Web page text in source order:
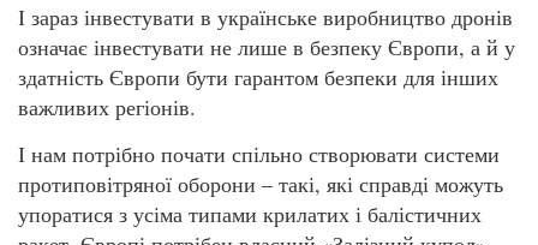
І зараз інвестувати в українське виробництво дронів
означає інвестувати не лише в безпеку Європи, а й у
здатність Європи бути гарантом безпеки для інших
важливих регіонів.
І нам потрібно почати спільно створювати системи
протиповітряної оборони – такі, які справді можуть
упоратися з усіма типами крилатих і балістичних